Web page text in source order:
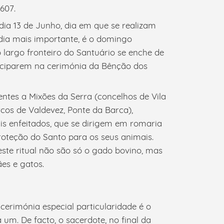
13 de Junho, dia em que se realizam
mais importante, é o domingo
fronteiro do Santuário se enche de
na cerimónia da Bênção dos
a Mixões da Serra (concelhos de Vila
de Valdevez, Ponte da Barca),
enfeitados, que se dirigem em romaria
do Santo para os seus animais.
ritual não são só o gado bovino, mas
e gatos.
especial particularidade é o
De facto, o sacerdote, no final da